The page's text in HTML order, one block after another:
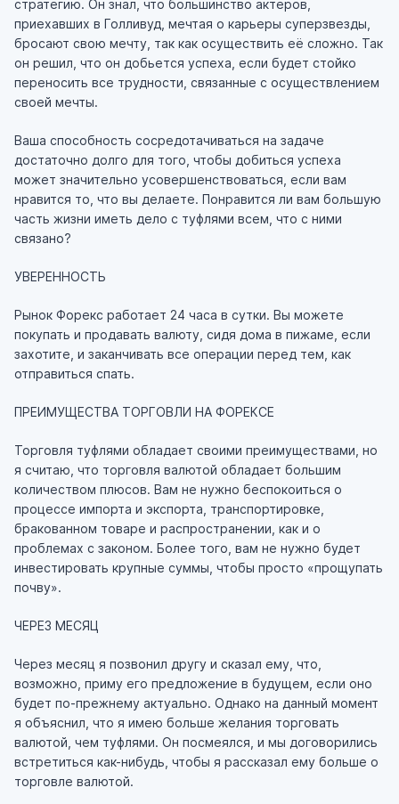
стратегию. Он знал, что большинство актеров,
приехавших в Голливуд, мечтая о карьеры суперзвезды,
бросают свою мечту, так как осуществить её сложно. Так
он решил, что он добьется успеха, если будет стойко
переносить все трудности, связанные с осуществлением
своей мечты.
Ваша способность сосредотачиваться на задаче
достаточно долго для того, чтобы добиться успеха
может значительно усовершенствоваться, если вам
нравится то, что вы делаете. Понравится ли вам большую
часть жизни иметь дело с туфлями всем, что с ними
связано?
УВЕРЕННОСТЬ
Рынок Форекс работает 24 часа в сутки. Вы можете
покупать и продавать валюту, сидя дома в пижаме, если
захотите, и заканчивать все операции перед тем, как
отправиться спать.
ПРЕИМУЩЕСТВА ТОРГОВЛИ НА ФОРЕКСЕ
Торговля туфлями обладает своими преимуществами, но
я считаю, что торговля валютой обладает большим
количеством плюсов. Вам не нужно беспокоиться о
процессе импорта и экспорта, транспортировке,
бракованном товаре и распространении, как и о
проблемах с законом. Более того, вам не нужно будет
инвестировать крупные суммы, чтобы просто «прощупать
почву».
ЧЕРЕЗ МЕСЯЦ
Через месяц я позвонил другу и сказал ему, что,
возможно, приму его предложение в будущем, если оно
будет по-прежнему актуально. Однако на данный момент
я объяснил, что я имею больше желания торговать
валютой, чем туфлями. Он посмеялся, и мы договорились
встретиться как-нибудь, чтобы я рассказал ему больше о
торговле валютой.